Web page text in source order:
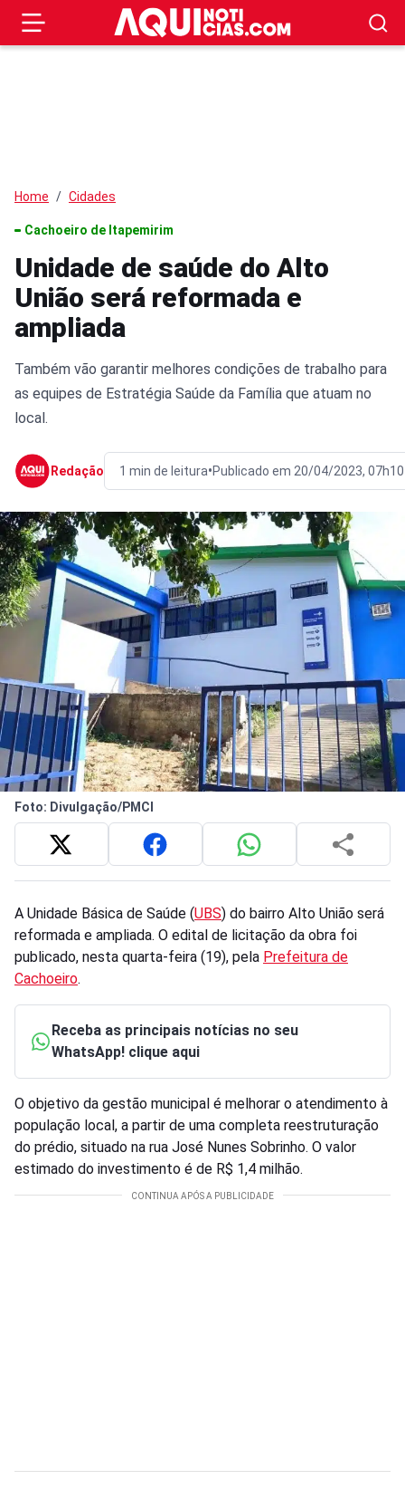
Home Cidades
Cachoeiro de Itapemirim
Unidade de saúde do Alto
União será reformada e
ampliada
Também vão garantir melhores condições de trabalho para
as equipes de Estratégia Saúde da Família que atuam no
local.
Redação 1 min de leitura•Publicado em 20/04/2023, 07h10
Foto: Divulgação/PMCI
A Unidade Básica de Saúde (UBS) do bairro Alto União será
reformada e ampliada. O edital de licitação da obra foi
publicado, nesta quarta-feira (19), pela Prefeitura de
Cachoeiro.
Receba as principais notícias no seu
WhatsApp! clique aqui
O objetivo da gestão municipal é melhorar o atendimento à
população local, a partir de uma completa reestruturação
do prédio, situado na rua José Nunes Sobrinho. O valor
estimado do investimento é de R$ 1,4 milhão.